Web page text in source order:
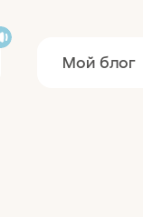
Мой блог